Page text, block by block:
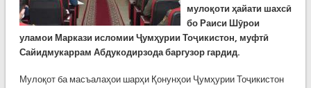
мулоқоти ҳайати шахсӣ
бо Раиси Шӯрои
уламои Маркази исломии Ҷумҳурии Тоҷикистон, муфтӣ
Сайидмукаррам Абдукодирзода баргузор гардид.
Мулоқот ба масъалаҳои шарҳи Қонунҳои Ҷумҳурии Тоҷикистон